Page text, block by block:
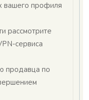
вашего профиля
рассмотрите
сервиса
продавца по